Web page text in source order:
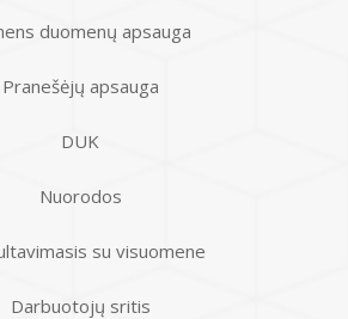
duomenų apsauga
Pranešėjų apsauga
DUK
Nuorodos
su visuomene
Darbuotojų sritis